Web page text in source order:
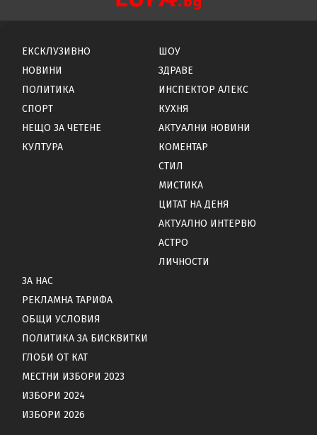
ЕКСКЛУЗИВНО
НОВИНИ
ПОЛИТИКА
СПОРТ
НЕЩО ЗА ЧЕТЕНЕ
КУЛТУРА
ШОУ
ЗДРАВЕ
ИНСПЕКТОР АЛЕКС
КУХНЯ
АКТУАЛНИ НОВИНИ
КОМЕНТАР
СТИЛ
МИСТИКА
ЦИТАТ НА ДЕНЯ
АКТУАЛНО ИНТЕРВЮ
АСТРО
ЛИЧНОСТИ
ЗА НАС
РЕКЛАМНА ТАРИФА
ОБЩИ УСЛОВИЯ
ПОЛИТИКА ЗА БИСКВИТКИ
ГЛОБИ ОТ КАТ
МЕСТНИ ИЗБОРИ 2023
ИЗБОРИ 2024
ИЗБОРИ 2026